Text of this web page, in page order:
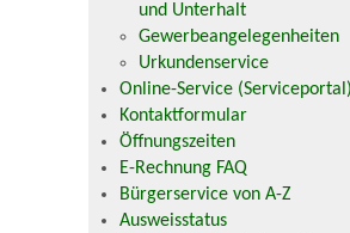
und Unterhalt
Gewerbeangelegenheiten
Urkundenservice
Online-Service (Serviceportal)
Kontaktformular
Öffnungszeiten
E-Rechnung FAQ
Bürgerservice von A-Z
Ausweisstatus